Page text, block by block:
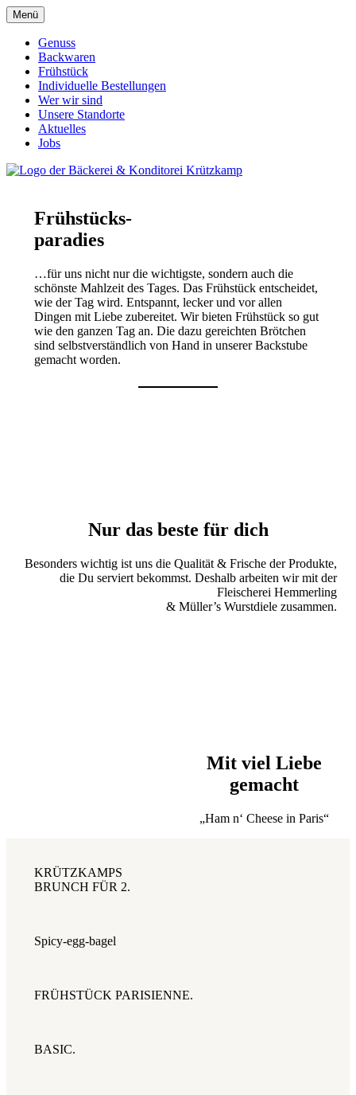
Menü
Genuss
Backwaren
Frühstück
Individuelle Bestellungen
Wer wir sind
Unsere Standorte
Aktuelles
Jobs
Frühstücks-
paradies
…für uns nicht nur die wichtigste, sondern auch die
schönste Mahlzeit des Tages. Das Frühstück entscheidet,
wie der Tag wird. Entspannt, lecker und vor allen
Dingen mit Liebe zubereitet. Wir bieten Frühstück so gut
wie den ganzen Tag an. Die dazu gereichten Brötchen
sind selbstverständlich von Hand in unserer Backstube
gemacht worden.
Nur das beste für dich
Besonders wichtig ist uns die Qualität & Frische der Produkte,
die Du serviert bekommst. Deshalb arbeiten wir mit der
Fleischerei Hemmerling
& Müller’s Wurstdiele zusammen.
Mit viel Liebe
gemacht
„Ham n‘ Cheese in Paris“
KRÜTZKAMPS
BRUNCH FÜR 2.
Spicy-egg-bagel
FRÜHSTÜCK PARISIENNE.
BASIC.